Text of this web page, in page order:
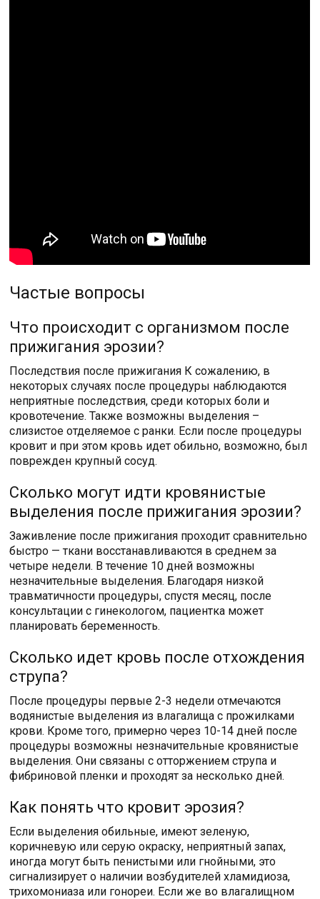
Частые вопросы
Что происходит с организмом после
прижигания эрозии?
Последствия после прижигания К сожалению, в
некоторых случаях после процедуры наблюдаются
неприятные последствия, среди которых боли и
кровотечение. Также возможны выделения –
слизистое отделяемое с ранки. Если после процедуры
кровит и при этом кровь идет обильно, возможно, был
поврежден крупный сосуд.
Сколько могут идти кровянистые
выделения после прижигания эрозии?
Заживление после прижигания проходит сравнительно
быстро — ткани восстанавливаются в среднем за
четыре недели. В течение 10 дней возможны
незначительные выделения. Благодаря низкой
травматичности процедуры, спустя месяц, после
консультации с гинекологом, пациентка может
планировать беременность.
Сколько идет кровь после отхождения
струпа?
После процедуры первые 2-3 недели отмечаются
водянистые выделения из влагалища с прожилками
крови. Кроме того, примерно через 10-14 дней после
процедуры возможны незначительные кровянистые
выделения. Они связаны с отторжением струпа и
фибриновой пленки и проходят за несколько дней.
Как понять что кровит эрозия?
Если выделения обильные, имеют зеленую,
коричневую или серую окраску, неприятный запах,
иногда могут быть пенистыми или гнойными, это
сигнализирует о наличии возбудителей хламидиоза,
трихомониаза или гонореи. Если же во влагалищном